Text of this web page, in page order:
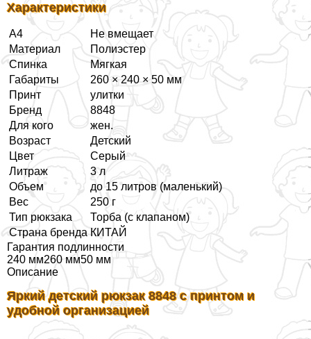
Хаpaктеристики
А4
Не вмещает
Материал
Полиэстер
Спинка
Мягкая
Габариты
260 × 240 × 50 мм
Принт
улитки
Бренд
8848
Для кого
жен.
Возраст
Детский
Цвет
Серый
Литраж
3 л
Объем
до 15 литров (маленький)
Вес
250 г
Тип рюкзака
Торба (с клапаном)
Страна бренда КИТАЙ
Гарантия подлинности
240 мм260 мм50 мм
Описание
Яркий детский рюкзак 8848 с принтом и
удобной организацией